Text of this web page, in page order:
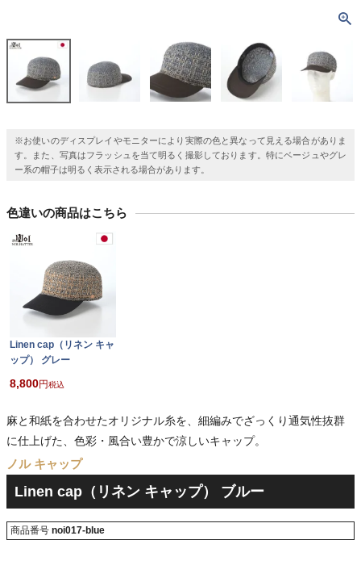
※お使いのディスプレイやモニターにより実際の色と異なって見える場合がありま
す。また、写真はフラッシュを当て明るく撮影しております。特にベージュやグレ
ー系の帽子は明るく表示される場合があります。
色違いの商品はこちら
Linen cap（リネン キャ
ップ） グレー
8,800 税込
麻と和紙を合わせたオリジナル糸を、細編みでざっくり通気性抜群
に仕上げた、色彩・風合い豊かで涼しいキャップ。
ノル キャップ
Linen cap（リネン キャップ） ブルー
商品番号 noi017-blue